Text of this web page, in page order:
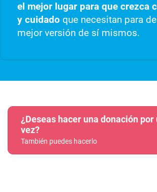
el mejor lugar para que crezca
y cuidadoque necesitan para
mejor versión de sí mismos.
¿Deseas hacer una donación por
vez?
También puedes hacerlo